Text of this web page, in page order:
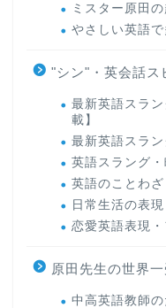
ミスター原田
やさしい英語で
"シン"・英会話ス
最新英語スラ
載】
最新英語スラ
英語スラング
英語のことわざ
日常生活の表現
恋愛英語表現
原田先生の世界
中高英語教師